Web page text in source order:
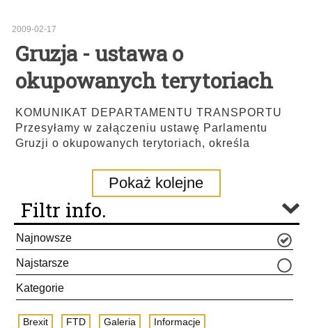
2009-02-17
Gruzja - ustawa o
okupowanych terytoriach
KOMUNIKAT DEPARTAMENTU TRANSPORTU
Przesyłamy w załączeniu ustawę Parlamentu
Gruzji o okupowanych terytoriach, określa
Pokaż kolejne
Filtr info.
Najnowsze
Najstarsze
Kategorie
Brexit FTD Galeria Informacje